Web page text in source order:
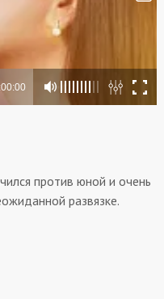
против юной и очень
развязке.